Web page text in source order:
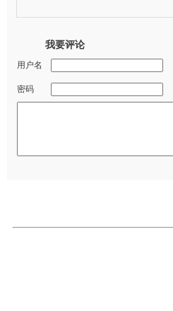
我要评论
用户名
密码